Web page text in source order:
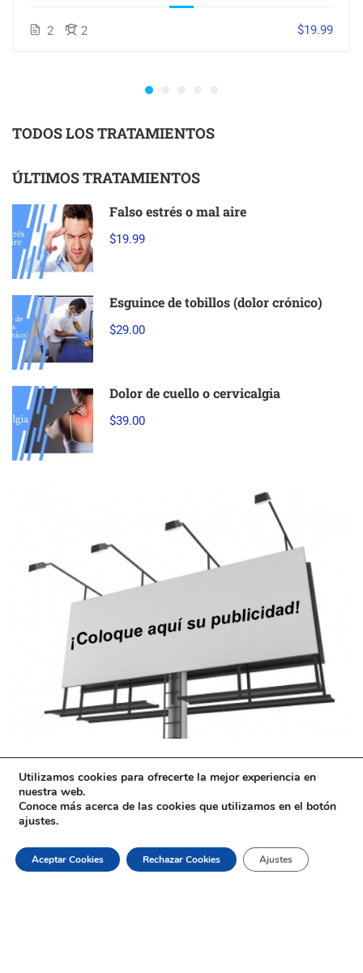
2 2 $19.99
TODOS LOS TRATAMIENTOS
ÚLTIMOS TRATAMIENTOS
Falso estrés o mal aire
$19.99
Esguince de tobillos (dolor crónico)
$29.00
Dolor de cuello o cervicalgia
$39.00
Utilizamos cookies para ofrecerte la mejor experiencia en
nuestra web.
Conoce más acerca de las cookies que utilizamos en el botón
ajustes.
Aceptar Cookies Rechazar Cookies Ajustes